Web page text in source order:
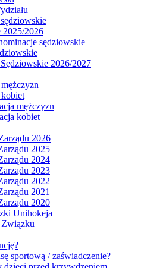
2025/2026
sędziowskie
2026/2027
mężczyzn
kobiet
2026
2025
2024
2023
2022
2021
2020
Unihokeja
Związku
sportową / zaświadczenie?